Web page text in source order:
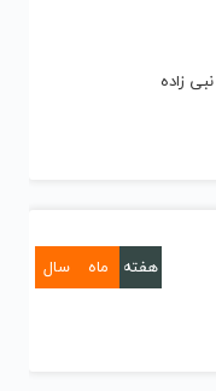
زاده
هفته ماه سال